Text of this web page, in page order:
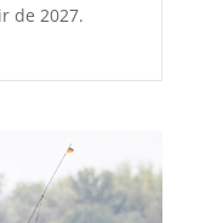
de 2027.